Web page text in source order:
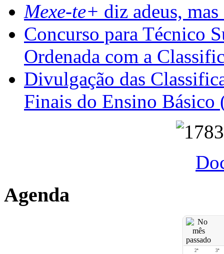
Mexe-te+ diz adeus,
Concurso para Técnico
Ordenada com a
Divulgação das
Finais do Ensino Básico
Agenda
2ª 3ª